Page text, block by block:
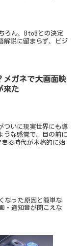
ろん、BtoBとの決定
解説に留まらず、ビジ
メガネで大画面映
来た
ついに現実世界にも導
うな感覚で、目の前に
る時代が本格的に始
なった原因と簡単な
・通知音が聞こえな